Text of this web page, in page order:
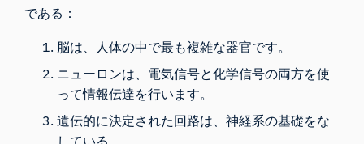
である：
脳は、人体の中で最も複雑な器官です。
ニューロンは、電気信号と化学信号の両方を使
って情報伝達を行います。
遺伝的に決定された回路は、神経系の基礎をな